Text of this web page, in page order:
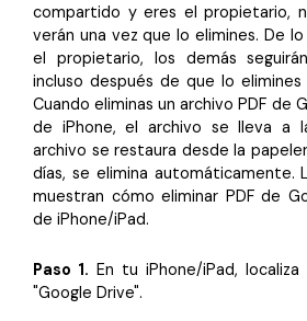
compartido y eres el propietario,
verán una vez que lo elimines. De
el propietario, los demás
incluso después de que lo
Cuando eliminas un archivo PDF de
de iPhone, el archivo se lleva a
archivo se restaura desde la
días, se elimina automáticamente.
muestran cómo eliminar PDF de
de iPhone/iPad.
Paso 1. En tu iPhone/iPad,
"Google Drive".